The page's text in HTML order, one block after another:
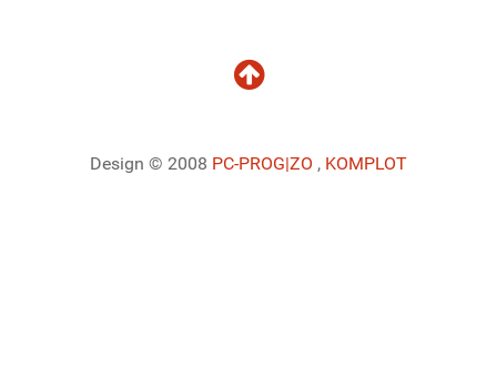
Design © 2008 PC-PROG|ZO , KOMPLOT